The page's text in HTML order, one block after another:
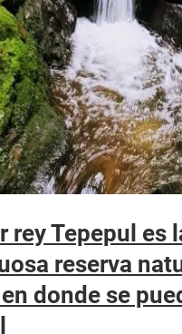
rey Tepepul es
reserva
donde se